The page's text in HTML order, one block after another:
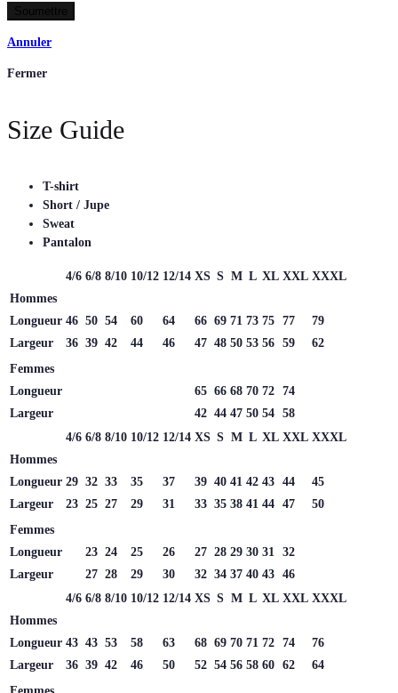
Annuler
Fermer
Size Guide
T-shirt
Short / Jupe
Sweat
Pantalon
4/6 6/8 8/10 10/12 12/14 XS S M L XL XXL XXXL
Hommes
Longueur 46 50 54 60 64 66 69 71 73 75 77
79
Largeur
36 39 42 44 46 47 48 50 53 56 59
62
Femmes
Longueur
65 66 68 70 72 74
Largeur
42 44 47 50 54 58
4/6 6/8 8/10 10/12 12/14 XS S M L XL XXL XXXL
Hommes
Longueur 29 32 33 35 37 39 40 41 42 43 44
45
Largeur
23 25 27 29 31 33 35 38 41 44 47
50
Femmes
Longueur
23 24 25 26 27 28 29 30 31
32
Largeur
27 28 29 30 32 34 37 40 43 46
4/6 6/8 8/10 10/12 12/14 XS S M L XL XXL XXXL
Hommes
Longueur 43 43 53 58 63 68 69 70 71 72 74
76
Largeur
36 39 42 46 50 52 54 56 58 60 62
64